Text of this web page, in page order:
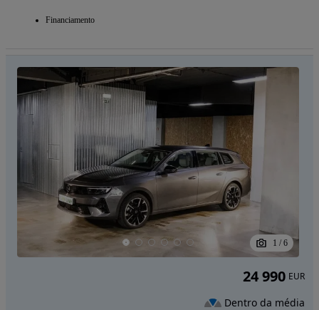
Financiamento
1 / 6
24 990 EUR
Dentro da média